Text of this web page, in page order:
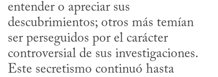
entender o apreciar sus
descubrimientos; otros más temían
ser perseguidos por el carácter
controversial de sus investigaciones.
Este secretismo continuó hasta